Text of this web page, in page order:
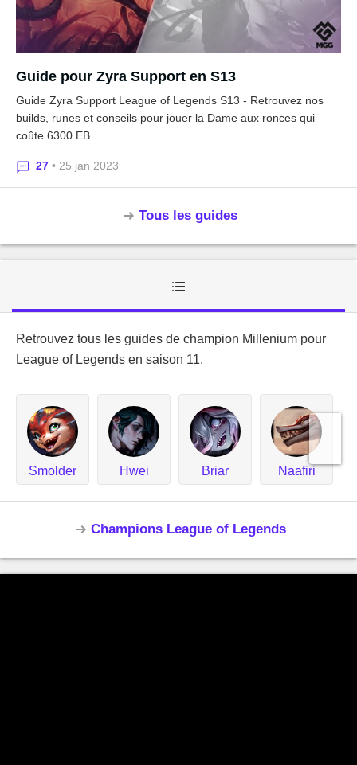
Guide pour Zyra Support en S13
Guide Zyra Support League of Legends S13 - Retrouvez nos
builds, runes et conseils pour jouer la Dame aux ronces qui
coûte 6300 EB.
27 • 25 jan 2023
Tous les guides
Retrouvez tous les guides de champion Millenium pour
League of Legends en saison 11.
Smolder Hwei Briar Naafiri
Champions League of Legends